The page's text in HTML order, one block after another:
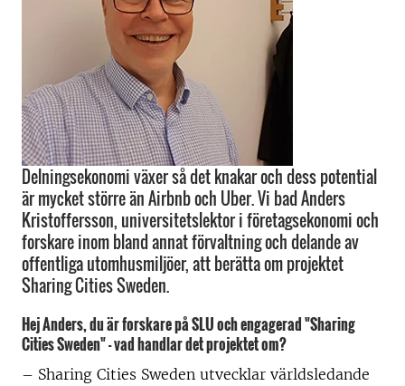
Delningsekonomi växer så det knakar och dess potential
är mycket större än Airbnb och Uber. Vi bad Anders
Kristoffersson, universitetslektor i företagsekonomi och
forskare inom bland annat förvaltning och delande av
offentliga utomhusmiljöer, att berätta om projektet
Sharing Cities Sweden.
Hej Anders, du är forskare på SLU och engagerad "Sharing
Cities Sweden" - vad handlar det projektet om?
– Sharing Cities Sweden utvecklar världsledande